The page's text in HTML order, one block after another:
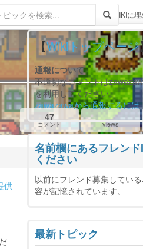
47
コメント views
供
トピックをWIKIWIKIに
【Wikiトップページ
通報について
不適切なコメントは
を利用してください。
zawazawaから通報するには
名前欄にあるフレン
ください
以前にフレンド募集してい
容が記憶されています。
最新トピック